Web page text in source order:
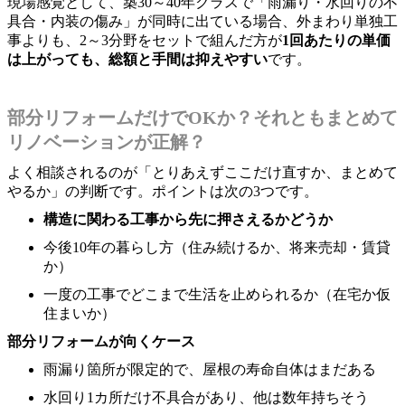
具合・内装の傷み」が同時に出ている場合、外まわり単独工
事よりも、2～3分野をセットで組んだ方が1回あたりの単価
は上がっても、総額と手間は抑えやすいです。
部分リフォームだけでOKか？それともまとめて
リノベーションが正解？
よく相談されるのが「とりあえずここだけ直すか、まとめて
やるか」の判断です。ポイントは次の3つです。
構造に関わる工事から先に押さえるかどうか
今後10年の暮らし方（住み続けるか、将来売却・賃貸
か）
一度の工事でどこまで生活を止められるか（在宅か仮
住まいか）
部分リフォームが向くケース
雨漏り箇所が限定的で、屋根の寿命自体はまだある
水回り1カ所だけ不具合があり、他は数年持ちそう